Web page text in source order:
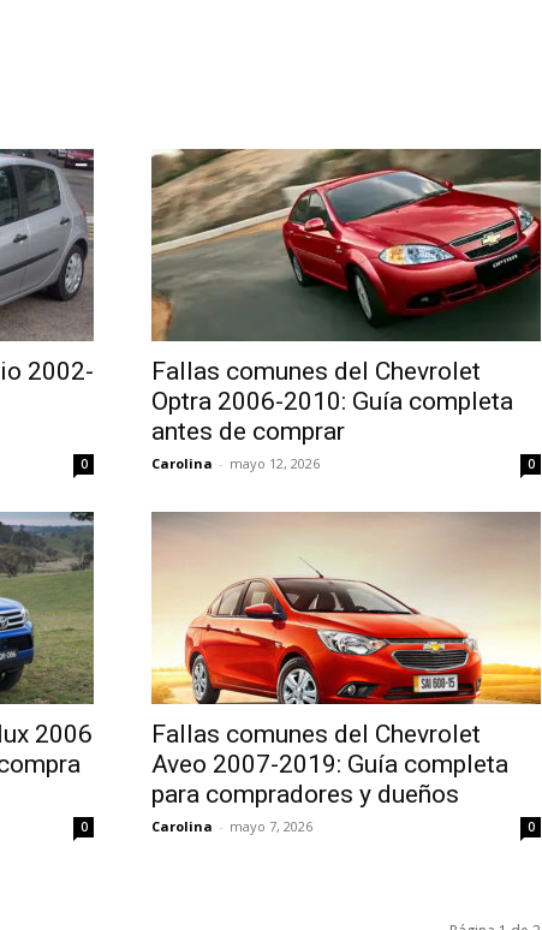
2002-
0
Fallas comunes del Chevrolet
Optra 2006-2010: Guía completa
antes de comprar
Carolina - mayo 12, 2026 0
2006
0
Fallas comunes del Chevrolet
Aveo 2007-2019: Guía completa
para compradores y dueños
Carolina - mayo 7, 2026 0